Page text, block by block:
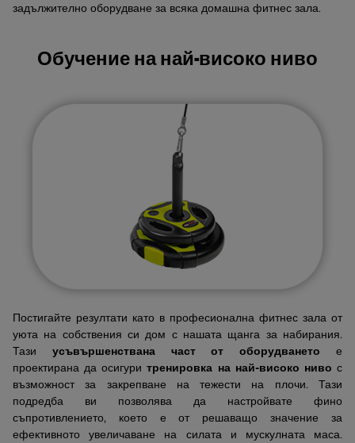
задължително оборудване за всяка домашна фитнес зала.
Обучение на най-високо ниво
Постигайте резултати като в професионална фитнес зала от
уюта на собствения си дом с нашата щанга за набирания.
Тази усъвършенствана част от оборудването е
проектирана да осигуритренировка на най-високо ниво с
възможност за закрепване на тежести на плочи. Тази
подредба ви позволява да настройвате фино
съпротивлението, което е от решаващо значение за
ефективното увеличаване на силата и мускулната маса.